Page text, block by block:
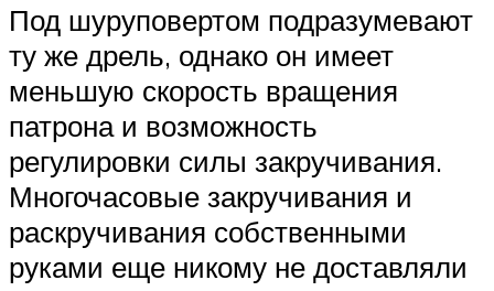
Под шуруповертом подразумевают
ту же дрель, однако он имеет
меньшую скорость вращения
патрона и возможность
регулировки силы закручивания.
Многочасовые закручивания и
раскручивания собственными
руками еще никому не доставляли